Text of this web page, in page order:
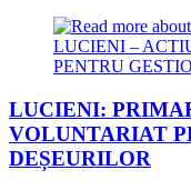
LUCIENI:
VOLUNTARIAT
DEȘEURILOR